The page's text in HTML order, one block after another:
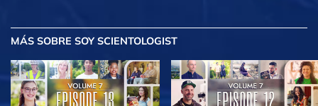
MÁS SOBRE SOY SCIENTOLOGIST